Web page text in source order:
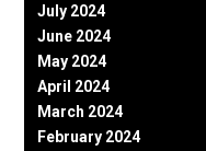
July 2024
June 2024
May 2024
April 2024
March 2024
February 2024